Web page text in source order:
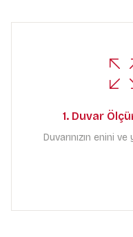
1. Duvar
Duvarınızın enini